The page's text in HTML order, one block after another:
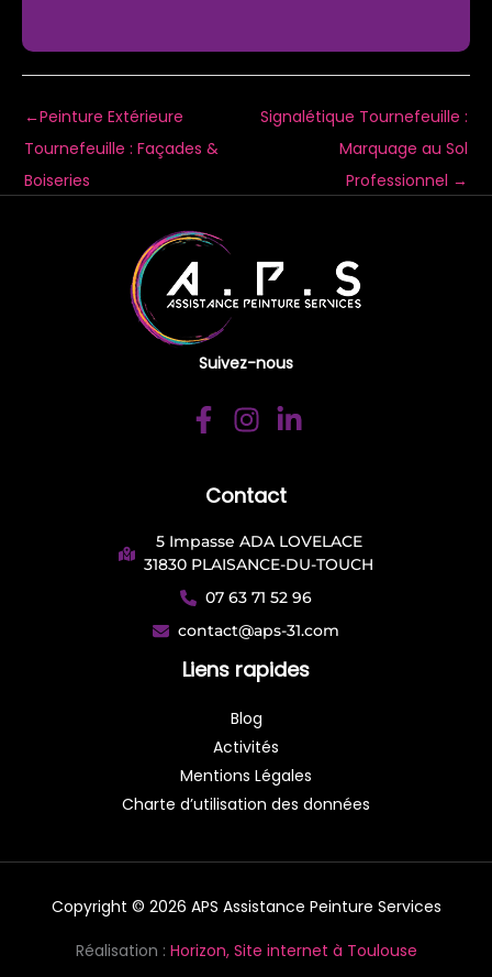
←Peinture Extérieure
Tournefeuille : Façades &
Boiseries
Signalétique Tournefeuille :
Marquage au Sol
Professionnel →
Suivez-nous
Contact
5 Impasse ADA LOVELACE
31830 PLAISANCE-DU-TOUCH
07 63 71 52 96
contact@aps-31.com
Liens rapides
Blog
Activités
Mentions Légales
Charte d’utilisation des données
Copyright © 2026 APS Assistance Peinture Services
Réalisation : Horizon, Site internet à Toulouse